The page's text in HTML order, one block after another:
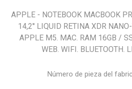
APPLE - NOTEBOOK MACBOOK
14,2'' LIQUID RETINA XDR
APPLE M5. MAC. RAM 16GB /
WEB. WIFI. BLUETOOTH.
Número de pieza del